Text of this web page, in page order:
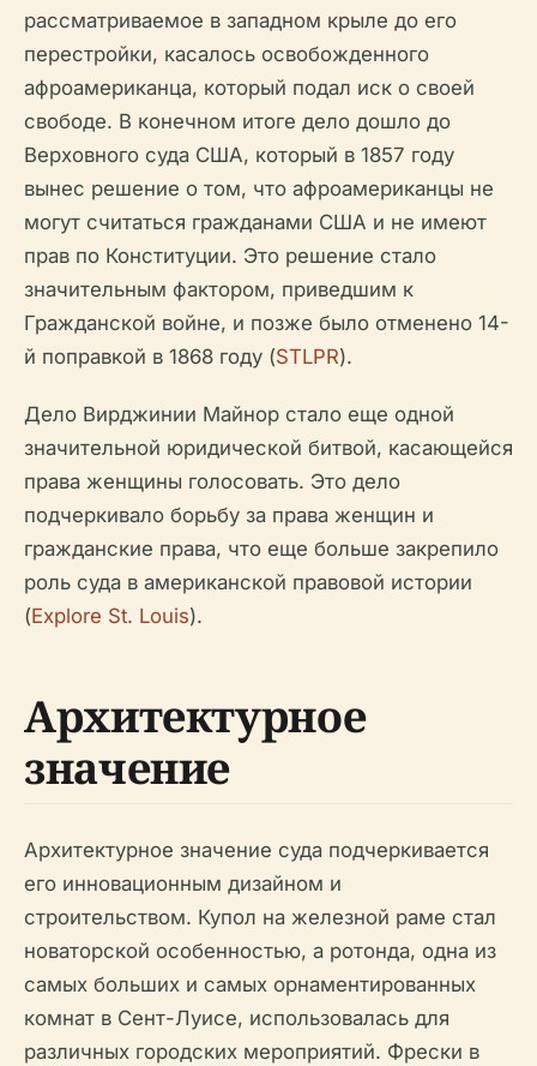
рассматриваемое в западном крыле до его
перестройки, касалось освобожденного
афроамериканца, который подал иск о своей
свободе. В конечном итоге дело дошло до
Верховного суда США, который в 1857 году
вынес решение о том, что афроамериканцы не
могут считаться гражданами США и не имеют
прав по Конституции. Это решение стало
значительным фактором, приведшим к
Гражданской войне, и позже было отменено 14-
й поправкой в 1868 году (STLPR).
Дело Вирджинии Майнор стало еще одной
значительной юридической битвой, касающейся
права женщины голосовать. Это дело
подчеркивало борьбу за права женщин и
гражданские права, что еще больше закрепило
роль суда в американской правовой истории
(Explore St. Louis).
Архитектурное
значение
Архитектурное значение суда подчеркивается
его инновационным дизайном и
строительством. Купол на железной раме стал
новаторской особенностью, а ротонда, одна из
самых больших и самых орнаментированных
комнат в Сент-Луисе, использовалась для
различных городских мероприятий. Фрески в